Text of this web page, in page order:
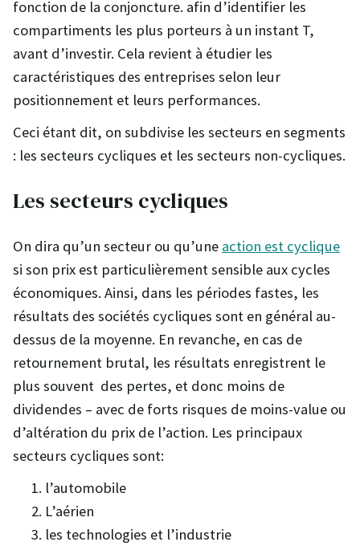
fonction de la conjoncture. afin d’identifier les
compartiments les plus porteurs à un instant T,
avant d’investir. Cela revient à étudier les
caractéristiques des entreprises selon leur
positionnement et leurs performances.
Ceci étant dit, on subdivise les secteurs en segments
: les secteurs cycliques et les secteurs non-cycliques.
Les secteurs cycliques
On dira qu’un secteur ou qu’une action est cyclique
si son prix est particulièrement sensible aux cycles
économiques. Ainsi, dans les périodes fastes, les
résultats des sociétés cycliques sont en général au-
dessus de la moyenne. En revanche, en cas de
retournement brutal, les résultats enregistrent le
plus souvent des pertes, et donc moins de
dividendes – avec de forts risques de moins-value ou
d’altération du prix de l’action. Les principaux
secteurs cycliques sont:
l’automobile
L’aérien
les technologies et l’industrie